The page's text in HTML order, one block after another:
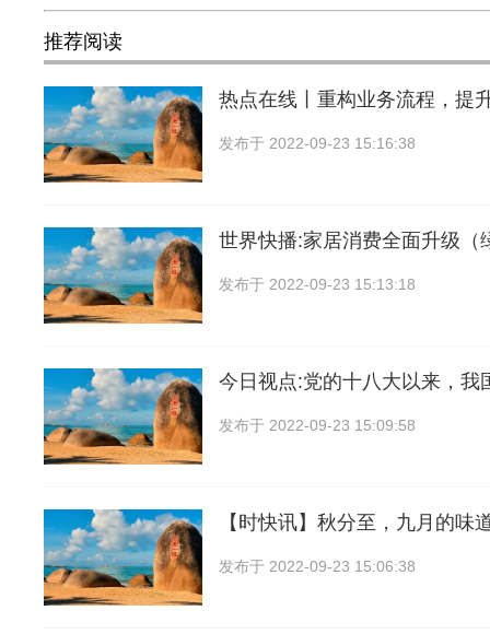
推荐阅读
热点在线丨重构业务流程，提
发布于 2022-09-23 15:16:38
世界快播:家居消费全面升级（
发布于 2022-09-23 15:13:18
今日视点:党的十八大以来，我
发布于 2022-09-23 15:09:58
【时快讯】秋分至，九月的味
发布于 2022-09-23 15:06:38